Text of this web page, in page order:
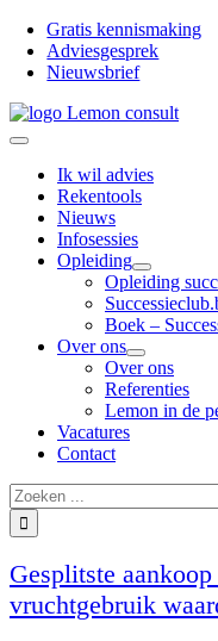
Ga
naar
inhoud
Gratis kennismaking
Adviesgesprek
Nieuwsbrief
Toggle
NavigationIk wil advies
Rekentools
Nieuws
Infosessies
Opleiding
Opleiding
Boek –
Over ons
Over ons
Referenties
Lemon in de
Vacatures
Contact
Zoeken
naar:
Gesplitste
vruchtgebruik